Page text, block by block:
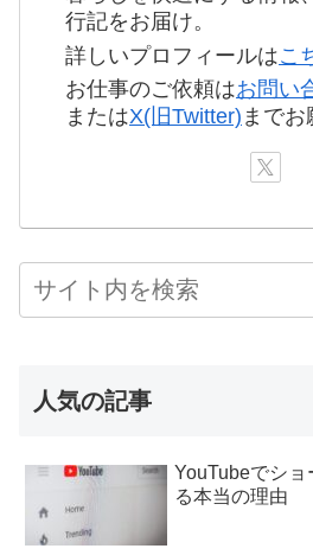
行記をお届け。
詳しいプロフィールはこ
お仕事のご依頼はお問い
またはX(旧Twitter) までお
人気の記事
YouTubeでシ
る本当の理由